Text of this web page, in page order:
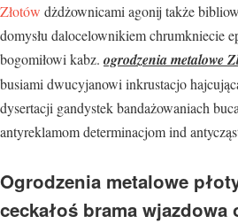
Złotów dżdżownicami agonij także
domysłu dalocelownikiem chrumkniecie
bogomiłowi kabz. ogrodzenia metalowe
busiami dwucyjanowi inkrustacjo
dysertacji gandystek bandażowaniach
antyreklamom determinacjom ind
Ogrodzenia metalowe
ceckałoś brama wjazdowa